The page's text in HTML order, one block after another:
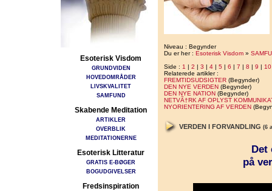
Esoterisk Visdom
GRUNDVIDEN
HOVEDOMRÅDER
LIVSKVALITET
SAMFUND
Skabende Meditation
ARTIKLER
OVERBLIK
MEDITATIONERNE
Esoterisk Litteratur
GRATIS E-BØGER
BOGUDGIVELSER
Fredsinspiration
Niveau : Begynder
Du er her : Esoterisk Visdom »
Side : 1 | 2 | 3 | 4 | 5 | 6 | 7 | 8 | 9 | 10
Relaterede artikler :
FREMTIDSUDSIGTER (Begynder)
DEN NYE VERDEN (Begynder)
DEN NYE NATION (Begynder)
NETVÃ†RK AF OPLYST
NYORIENTERING AF VERDEN
VERDEN I FORVANDLING (6
Det
på